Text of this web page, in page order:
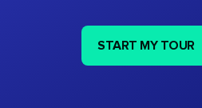
START MY TOUR